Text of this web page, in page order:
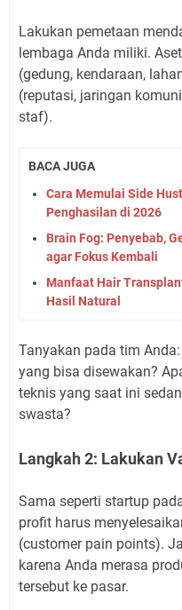
Lakukan pemetaan
lembaga Anda miliki.
(gedung, kendaraan,
(reputasi, jaringan
staf).
BACA JUGA
Cara Memulai Side
Penghasilan di 2026
Brain Fog: Penyebab,
agar Fokus Kembali
Manfaat Hair
Hasil Natural
Tanyakan pada tim
yang bisa disewakan?
teknis yang saat ini
swasta?
Langkah 2: Lakukan
Sama seperti startup
profit harus
(customer pain points).
karena Anda merasa
tersebut ke pasar.